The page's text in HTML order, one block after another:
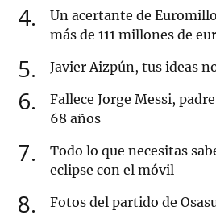
4
Un acertante de
más de 111 millones de
5 Javier Aizpún, tus ideas
6
Fallece Jorge Messi,
68 años
7
Todo lo que necesitas
eclipse con el móvil
8 Fotos del partido de